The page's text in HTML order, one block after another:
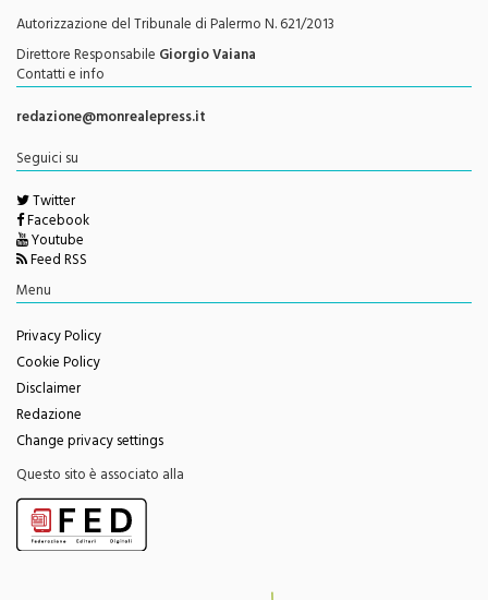
Testata Giornalistica Registrata
Autorizzazione del Tribunale di Palermo N. 621/2013
Direttore ResponsabileGiorgio Vaiana
Contatti e info
redazione@monrealepress.it
Seguici su
Twitter
Facebook
Youtube
Feed RSS
Privacy Policy
Cookie Policy
Disclaimer
Redazione
Change privacy settings
Questo sito è associato alla